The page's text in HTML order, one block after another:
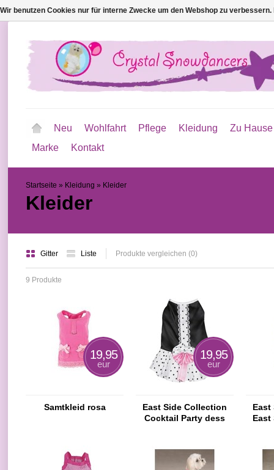
Neu Wohlfahrt Pflege Kleidung
Zu Hause
Marke
Kontakt
Startseite » Kleidung » Kleider
Kleider
Gitter Liste Produkte vergleichen (0)
9 Produkte
19,95
eur
Samtkleid rosa
19,95
eur
East Side Collection
Cocktail Party dess
East
East
Wir benutzen Cookies nur für interne Zwecke um den Webshop zu